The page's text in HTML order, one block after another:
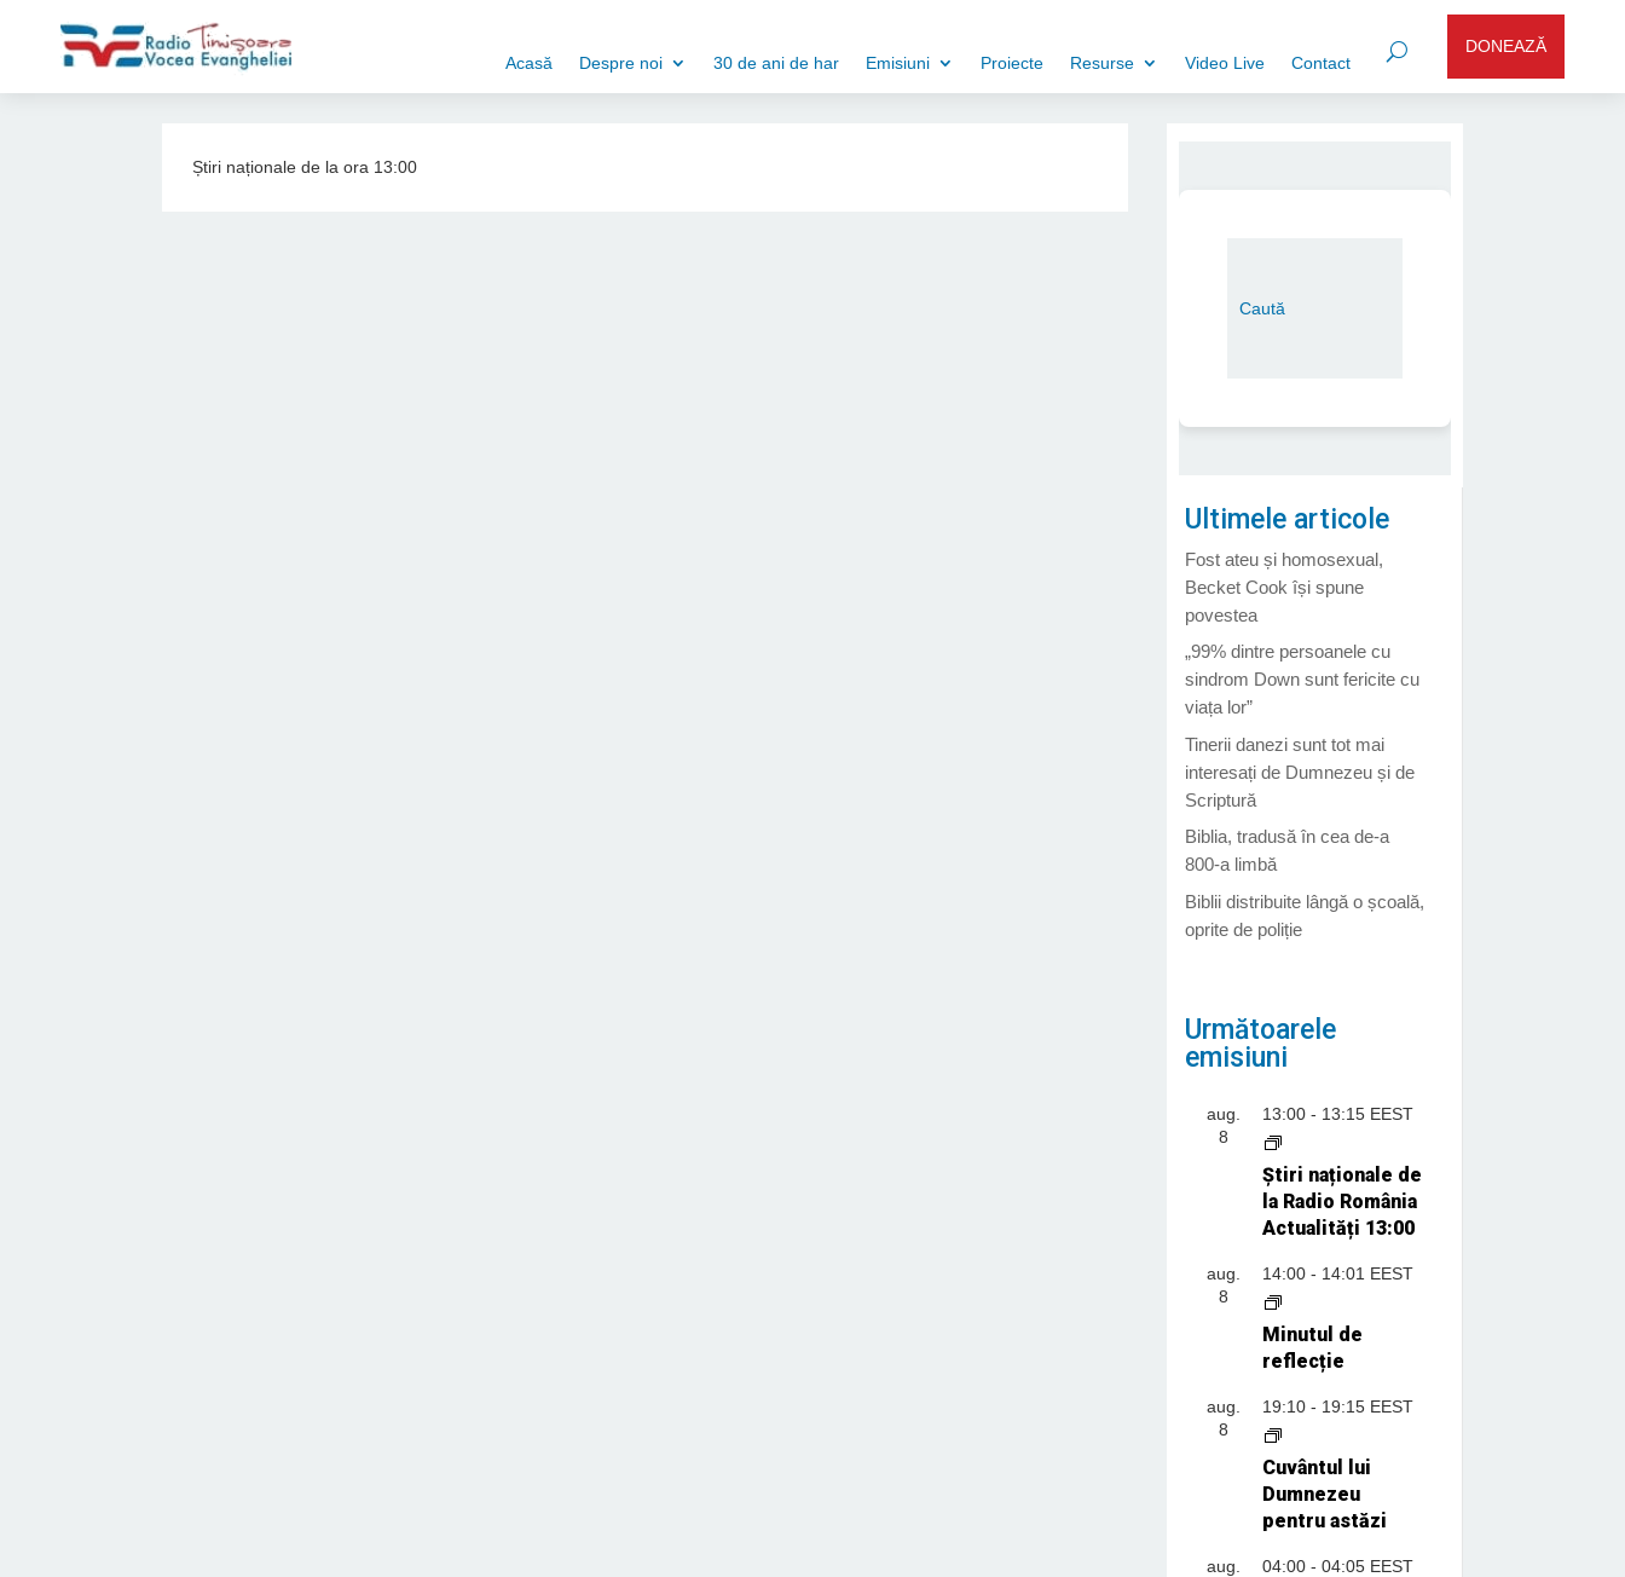
Acasă Despre noi 30 de ani de har Emisiuni Proiecte Resurse Video Live Contact
DONEAZĂ
Știri naționale de la ora 13:00
Ultimele articole
Fost ateu și homosexual,
Becket Cook își spune
povestea
„99% dintre persoanele cu
sindrom Down sunt fericite cu
viața lor”
Tinerii danezi sunt tot mai
interesați de Dumnezeu și de
Scriptură
Biblia, tradusă în cea de-a
800-a limbă
Biblii distribuite lângă o școală,
oprite de poliție
Următoarele
emisiuni
aug.
8
13:00- 13:15 EEST
Știri naționale de
la Radio România
Actualități 13:00
aug.
8
14:00- 14:01 EEST
Minutul de
reflecție
aug.
8
19:10- 19:15 EEST
Cuvântul lui
Dumnezeu
pentru astăzi
aug.
04:00- 04:05 EEST